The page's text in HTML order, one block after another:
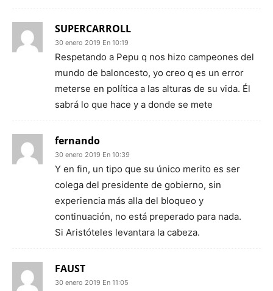
SUPERCARROLL
30 enero 2019 En 10:19
Respetando a Pepu q nos hizo campeones del
mundo de baloncesto, yo creo q es un error
meterse en política a las alturas de su vida. Él
sabrá lo que hace y a donde se mete
fernando
30 enero 2019 En 10:39
Y en fin, un tipo que su único merito es ser
colega del presidente de gobierno, sin
experiencia más alla del bloqueo y
continuación, no está preperado para nada.
Si Aristóteles levantara la cabeza.
FAUST
30 enero 2019 En 11:05